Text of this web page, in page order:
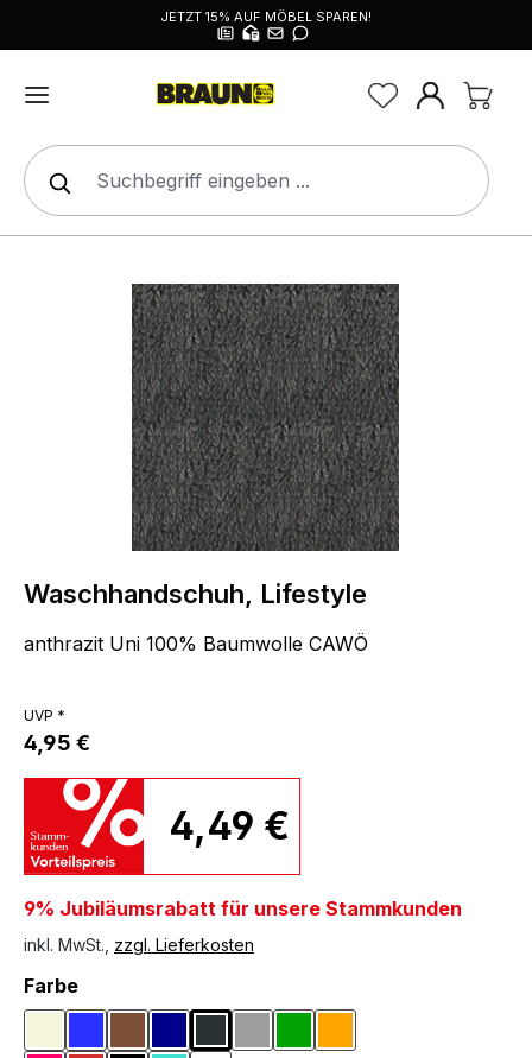
JETZT 15% AUF MÖBEL SPAREN!
Bildergalerie überspringen
Waschhandschuh, Lifestyle
anthrazit Uni 100% Baumwolle CAWÖ
UVP *
4,95 €
4,49 €
9% Jubiläumsrabatt für unsere Stammkunden
inkl. MwSt., zzgl. Lieferkosten
Farbeauswählen
BeigeBlauBraunDunkelblau
Dunkelgrau
GrauGrünOrange